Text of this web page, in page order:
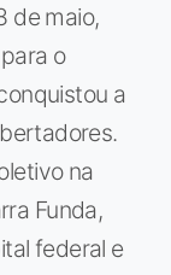
de maio,
o
a
na
Funda,
federal e